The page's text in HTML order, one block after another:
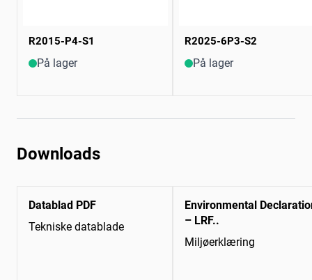
R2015-P4-S1
På lager
R2025-6P3-S2
På lager
Downloads
Datablad PDF
Tekniske datablade
Environmental
– LRF..
Miljøerklæring